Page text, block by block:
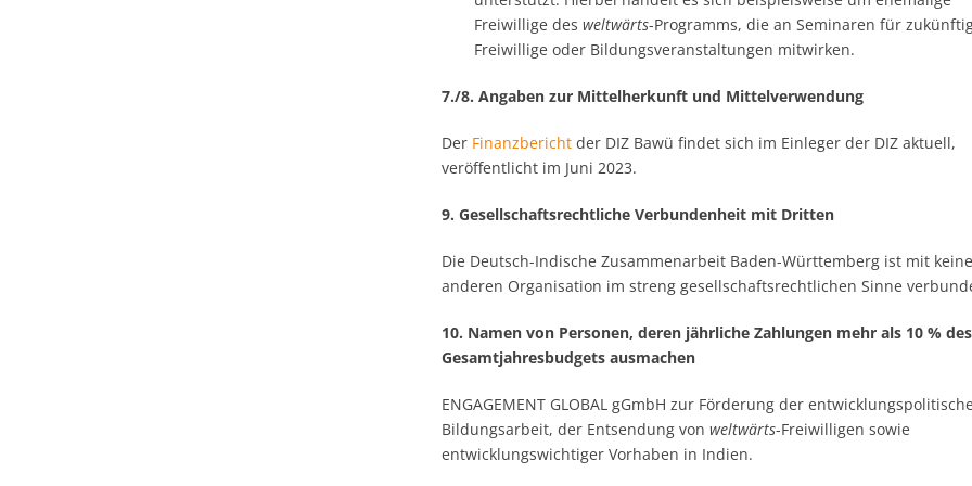
Freiwillige des weltwärts-Programms, die an Seminaren für
Freiwillige oder Bildungsveranstaltungen mitwirken.
7./8. Angaben zur Mittelherkunft und Mittelverwendung
Der Finanzbericht der DIZ Bawü findet sich im Einleger der DIZ aktuell,
veröffentlicht im Juni 2023.
9. Gesellschaftsrechtliche Verbundenheit mit Dritten
Die Deutsch-Indische Zusammenarbeit Baden-Württemberg ist mit
anderen Organisation im streng gesellschaftsrechtlichen Sinne
10. Namen von Personen, deren jährliche Zahlungen mehr als 10 % des
Gesamtjahresbudgets ausmachen
ENGAGEMENT GLOBAL gGmbH zur Förderung der
Bildungsarbeit, der Entsendung von weltwärts-Freiwilligen sowie
entwicklungswichtiger Vorhaben in Indien.